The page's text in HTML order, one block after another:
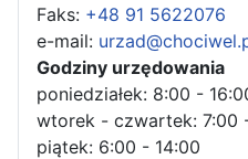
Faks: +48 91 5622076
e-mail:
Godziny urzędowania
poniedziałek: 8:00 -
wtorek - czwartek: 7:00
piątek: 6:00 - 14:00